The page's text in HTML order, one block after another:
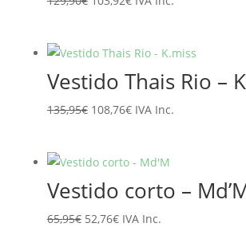
era:
129,90€.
es:
103,92€.
Vestido Thais Rio –
135,95€ El
era:
135,95€.
108,76€El
es:
108,76€.
IVA Inc.
Vestido corto –
65,95€ El
52,76€ElIVA Inc.